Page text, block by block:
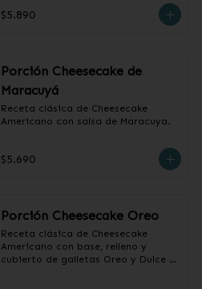
$5.890
Porción Cheesecake de
Maracuyá
Receta clásica de Cheesecake
Americano con salsa de Maracuya.
$5.690
Porción Cheesecake Oreo
Receta clásica de Cheesecake
Americano con base, relleno y
cubierto de galletas Oreo y Dulce